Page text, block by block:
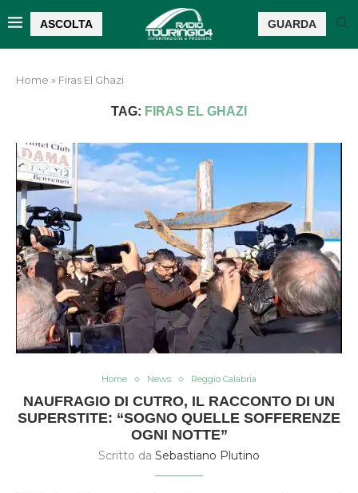
ASCOLTA GUARDA
Home » Firas El Ghazi
TAG: FIRAS EL GHAZI
Home News Reggio Calabria
NAUFRAGIO DI CUTRO, IL RACCONTO DI UN
SUPERSTITE: “SOGNO QUELLE SOFFERENZE
OGNI NOTTE”
Scritto da Sebastiano Plutino